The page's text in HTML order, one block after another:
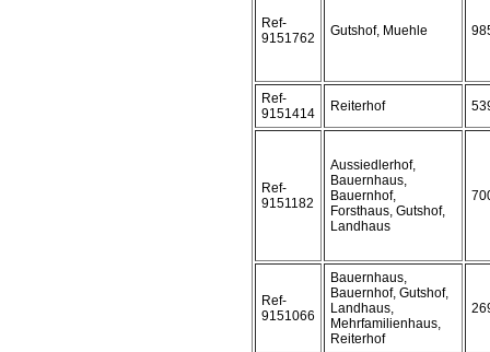
Ref-
9151762
Gutshof, Muehle
Ref-
9151414
Reiterhof
Ref-
9151182
Aussiedlerhof,
Bauernhaus,
Bauernhof,
Forsthaus, Gutshof,
Landhaus
Ref-
9151066
Bauernhaus,
Bauernhof, Gutshof,
Landhaus,
Mehrfamilienhaus,
Reiterhof